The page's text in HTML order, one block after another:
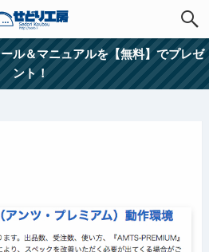
ル＆マニュアルを【無料】でプレゼ
ント！